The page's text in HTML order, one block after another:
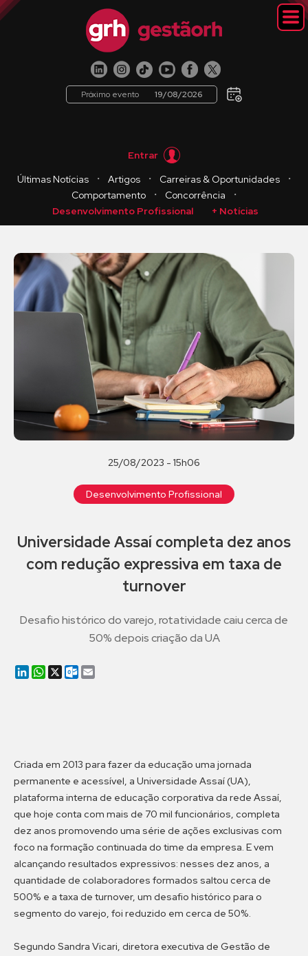
Próximo evento 19/08/2026
Entrar
Últimas Notícias
・ Artigos ・ Carreiras & Oportunidades
・
Comportamento
・ Concorrência
・
Desenvolvimento Profissional
+ Notícias
25/08/2023 - 15h06
Desenvolvimento Profissional
Universidade Assaí completa dez anos
com redução expressiva em taxa de
turnover
Desafio histórico do varejo, rotatividade caiu cerca de
50% depois criação da UA
LinkedIn
WhatsApp
X Outlook.com
Criada em 2013 para fazer da educação uma jornada
permanente e acessível, a Universidade Assaí (UA),
plataforma interna de educação corporativa da rede Assaí,
que hoje conta com mais de 70 mil funcionários, completa
dez anos promovendo uma série de ações exclusivas com
foco na formação continuada do time da empresa. E vem
alcançando resultados expressivos: nesses dez anos, a
quantidade de colaboradores formados saltou cerca de
500% e a taxa de turnover, um desafio histórico para o
segmento do varejo, foi reduzido em cerca de 50%.
Segundo Sandra Vicari, diretora executiva de Gestão de